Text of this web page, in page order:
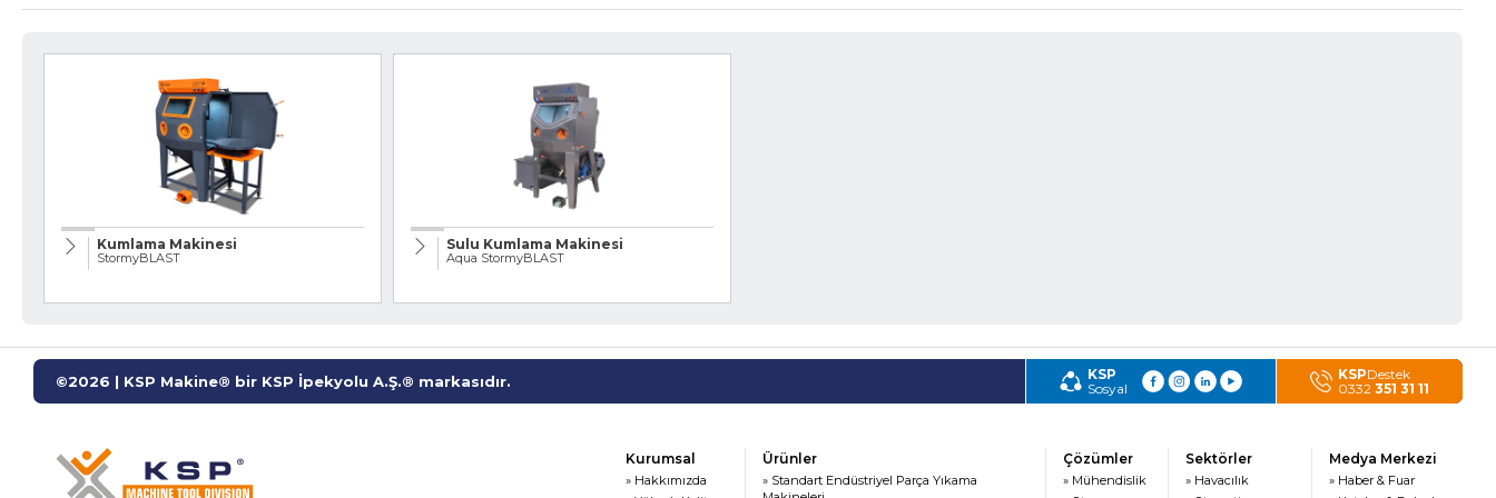
» Diğer Makine ve Ekipmanlar
Tüm hakkı saklıdır. Sitemizde kullanılan tüm içerik ve görseller
KSP Machine'a ait olup izinsiz kullanımı hukuki yaptırıma tabidir.
Kumlama Makinesi
StormyBLAST
Sulu Kumlama Makinesi
Aqua StormyBLAST
©2026 | KSP Makine® bir KSP İpekyolu A.Ş.® markasıdır.
KSP
Sosyal
KSPDestek
0332 351 31 11
Kurumsal
» Hakkımızda
Ürünler
» Standart Endüstriyel Parça Yıkama
Çözümler
» Mühendislik
Sektörler
» Havacılık
Medya Merkezi
» Haber & Fuar